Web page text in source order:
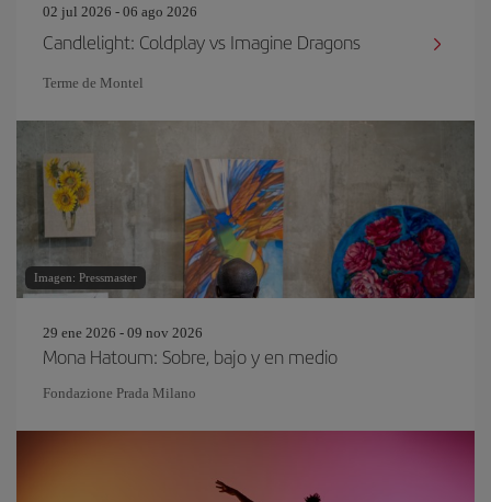
02 jul 2026 - 06 ago 2026
Candlelight: Coldplay vs Imagine Dragons
Terme de Montel
Imagen: Pressmaster
29 ene 2026 - 09 nov 2026
Mona Hatoum: Sobre, bajo y en medio
Fondazione Prada Milano